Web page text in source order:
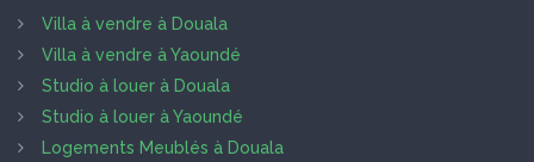
Villa à vendre à Douala
Villa à vendre à Yaoundé
Studio à louer à Douala
Studio à louer à Yaoundé
Logements Meublés à Douala